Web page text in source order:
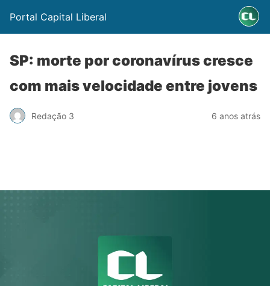
Portal Capital Liberal
SP: morte por coronavírus cresce
com mais velocidade entre jovens
Redação 3 6 anos atrás